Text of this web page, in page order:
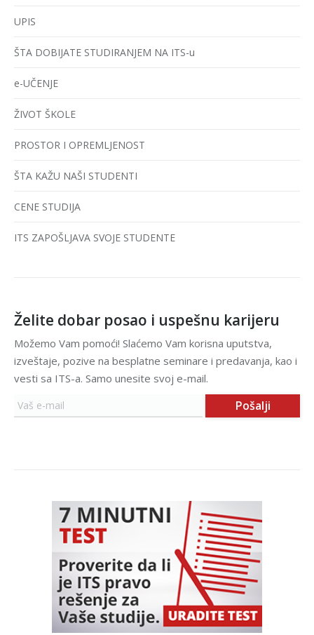
UPIS
ŠTA DOBIJATE STUDIRANJEM NA ITS-u
e-UČENJE
ŽIVOT ŠKOLE
PROSTOR I OPREMLJENOST
ŠTA KAŽU NAŠI STUDENTI
CENE STUDIJA
ITS ZAPOŠLJAVA SVOJE STUDENTE
Želite dobar posao i uspešnu karijeru
Možemo Vam pomoći! Slaćemo Vam korisna uputstva,
izveštaje, pozive na besplatne seminare i predavanja, kao i
vesti sa ITS-a. Samo unesite svoj e-mail.